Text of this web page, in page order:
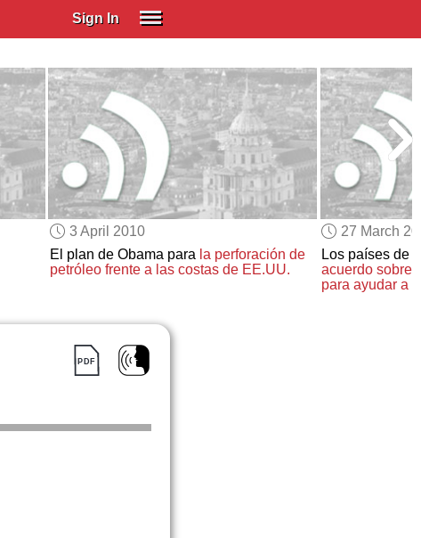
Sign In
Spanish (Spain)
Spanish (Latino)
SUBSCRIBE
EDUCATIONAL LICENSES
GIFT CARDS
OTHER LANGUAGES
ABOUT US
3 April 2010
El plan de Obama para la perforación de
petróleo frente a las costas de EE.UU.
27 March
Los países de
acuerdo sobre
para ayudar a